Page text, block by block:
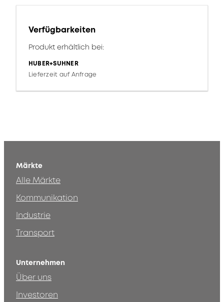
Verfügbarkeiten
Produkt erhältlich bei:
HUBER+SUHNER
Lieferzeit auf Anfrage
Märkte
Alle Märkte
Kommunikation
Industrie
Transport
Unternehmen
Über uns
Investoren